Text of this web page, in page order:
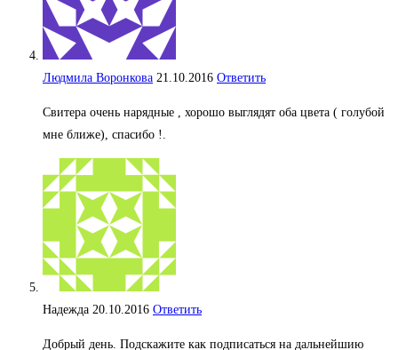
Людмила Воронкова 21.10.2016 Ответить
Свитера очень нарядные , хорошо выглядят оба цвета ( голубой
мне ближе), спасибо !.
Надежда 20.10.2016 Ответить
Добрый день. Подскажите как подписаться на дальнейшию